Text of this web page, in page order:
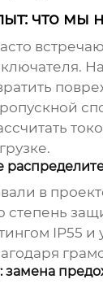
что мы
в
степень
IP55